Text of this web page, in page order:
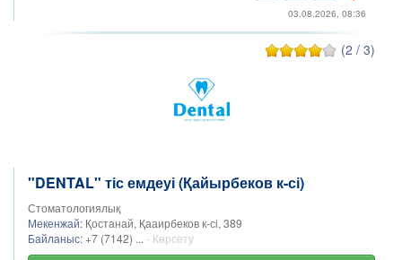
03.08.2026, 08:36
(2 / 3)
"DENTAL" тіс емдеуі (Қайырбеков к-сі)
Стоматологиялық
Мекенжай: Қостанай, Қааирбеков к-сі, 389
Байланыс: +7 (7142) ... - Көрсету